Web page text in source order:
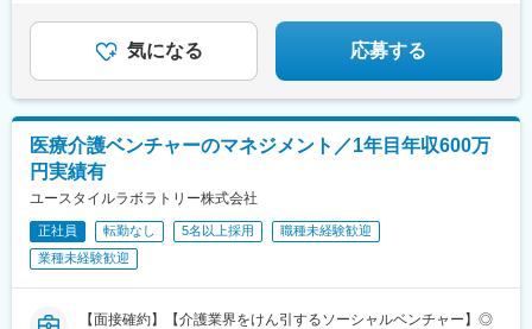
阪府)、長堀橋駅、西川緑道公園駅、横川駅(広島県)、猿猴橋町
駅、片原町駅(香川県)、市役所前駅(愛媛県)、中洲川端駅、天神南
駅、西黒崎駅、旦過駅、長崎駅(長崎県)、九品寺交差点駅、国府駅
在地はHP参照⇒養成期間後の勤務地は現在お住まいの地域又はジ
ェネラルマネージャーと相談の上決定◆引越し手当支給・家賃無
料の借り上げ社宅提供☆早期キャリアアップしたい方に最適なポ
ジション
気になる 応募する
医療介護ベンチャーのマネジメント／1年目年収600万
円実績有
ユースタイルラボラトリー株式会社
正社員 転勤なし 5名以上採用
職種未経験歓迎
業種未経験歓迎
【面接確約】【介護業界をけん引するソーシャルベンチャー】◎